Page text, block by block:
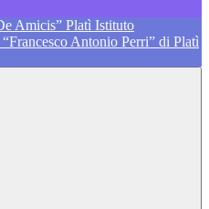
Istituto
“Francesco Antonio Perri” di Platì